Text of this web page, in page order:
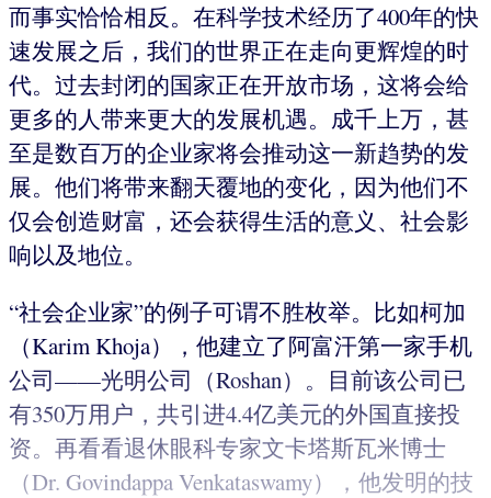
而事实恰恰相反。在科学技术经历了400年的快
速发展之后，我们的世界正在走向更辉煌的时
代。过去封闭的国家正在开放市场，这将会给
更多的人带来更大的发展机遇。成千上万，甚
至是数百万的企业家将会推动这一新趋势的发
展。他们将带来翻天覆地的变化，因为他们不
仅会创造财富，还会获得生活的意义、社会影
响以及地位。
“社会企业家”的例子可谓不胜枚举。比如柯加
（Karim Khoja），他建立了阿富汗第一家手机
公司——光明公司（Roshan）。目前该公司已
有350万用户，共引进4.4亿美元的外国直接投
资。再看看退休眼科专家文卡塔斯瓦米博士
（Dr. Govindappa Venkataswamy），他发明的技